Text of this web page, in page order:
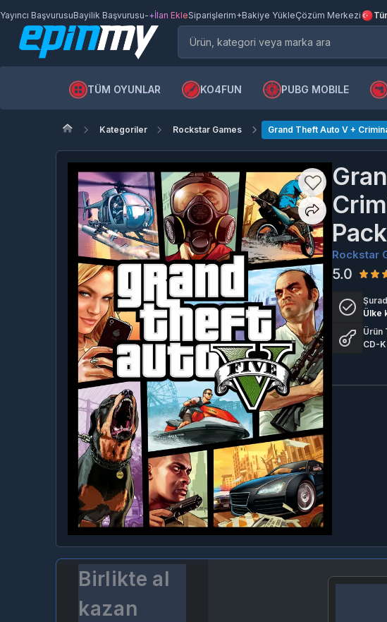
Yayıncı BaşvurusuBayilik Başvurusu-+İlan EkleSiparişlerim+Bakiye YükleÇözüm Merkezi
TÜM OYUNLAR KO4FUN PUBG MOBILE
Kategoriler Rockstar Games Grand Theft Auto V +
Rockstar
5.0
Ülke
Ürün
CD-
Birlikte al
kazan